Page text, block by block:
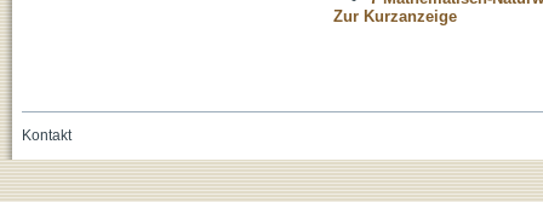
Zur Kurzanzeige
Kontakt